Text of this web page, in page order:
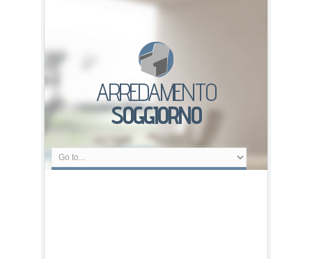
ARREDAMENTO
SOGGIORNO